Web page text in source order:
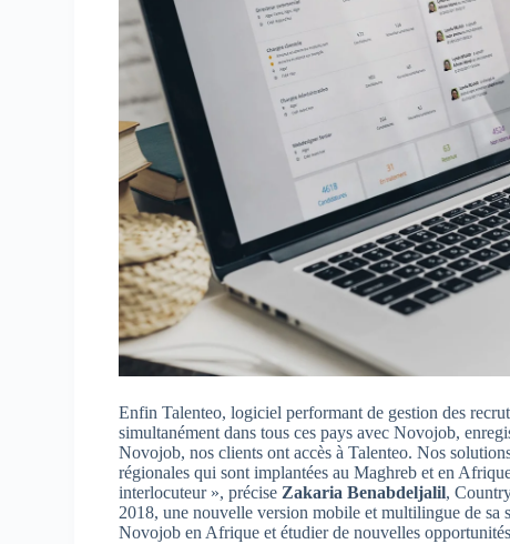
Enfin Talenteo, logiciel performant de gestion des
simultanément dans tous ces pays avec Novojob,
Novojob, nos clients ont accès à Talenteo. Nos
régionales qui sont implantées au Maghreb et en
interlocuteur », précise Zakaria Benabdeljalil,
2018, une nouvelle version mobile et multilingue de sa
Novojob en Afrique et étudier de nouvelles